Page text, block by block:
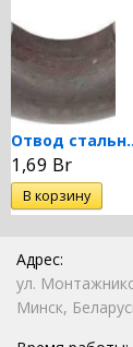
Отвод
1,69 Br
Адрес:
ул.
Минск,